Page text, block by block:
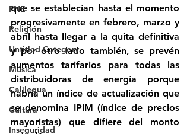
FNE
Religión
Untitled Category
Música
Calilegua
Cultura
Inseguridad
que se establecían hasta el momento
progresivamente en febrero, marzo y
abril hasta llegar a la quita definitiva
y por otro lado también, se prevén
aumentos tarifarios para todas las
distribuidoras de energía porque
habría un índice de actualización que
se denomina IPIM (índice de precios
mayoristas) que difiere del monto